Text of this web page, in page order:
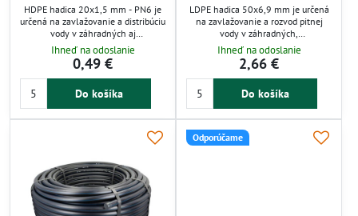
HDPE hadica 20x1,5 mm - PN6 je
určená na zavlažovanie a distribúciu
vody v záhradných aj
priemyselných systémoch.
Vyznačuje sa vysokou odolnosťou
proti tlaku, UV žiareniu a
mechanickému poškodeniu.
Flexibilná a tvarovo stabilná,
jednoduchú montáž. Ideálna pre
spoľahlivé zavlažovacie riešenia.
Ihneď na odoslanie
0,49 €
Do košíka
LDPE hadica 50x6,9 mm je určená
na zavlažovanie a rozvod pitnej
vody v záhradných,
poľnohospodárskych aj
skleníkových systémoch. Vyznačuje
sa vysokou flexibilitou, odolnosťou
voči UV žiareniu a chemikáliám. Je
ľahká, pevná a odolná proti
spoľahlivú prevádzku pri nízkom
tlaku. Jednoduchá inštalácia a dlhá
životnosť uľahčujú starostlivosť o
Ihneď na odoslanie
2,66 €
Do košíka
Odporúčame